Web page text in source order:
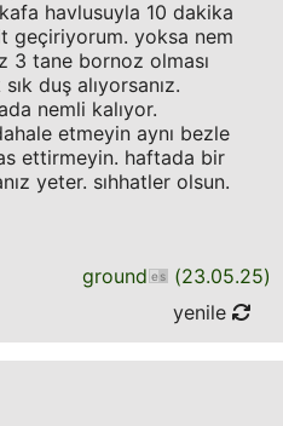
havlusuyla 10 dakika
geçiriyorum. yoksa nem
3 tane bornoz olması
duş alıyorsanız.
nemli kalıyor.
etmeyin aynı bezle
ettirmeyin. haftada bir
yeter. sıhhatler olsun.
ground (23.05.25)
yenile